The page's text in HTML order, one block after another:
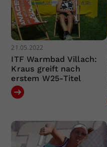
21.05.2022
ITF Warmbad Villach:
Kraus greift nach
erstem W25-Titel